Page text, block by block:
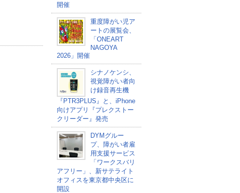
開催
重度障がい児ア
ートの展覧会、
「ONEART
NAGOYA
2026」開催
シナノケンシ、
視覚障がい者向
け録音再生機
『PTR3PLUS』と、iPhone
向けアプリ『プレクストー
クリーダー』発売
DYMグルー
プ、障がい者雇
用支援サービス
「ワークスバリ
アフリー」、新サテライト
オフィスを東京都中央区に
開設